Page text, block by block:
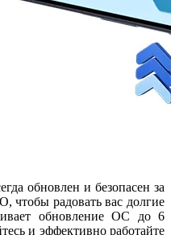
обновлен и безопасен за
чтобы радовать вас долгие
обновление ОС до 6
и эффективно работайте